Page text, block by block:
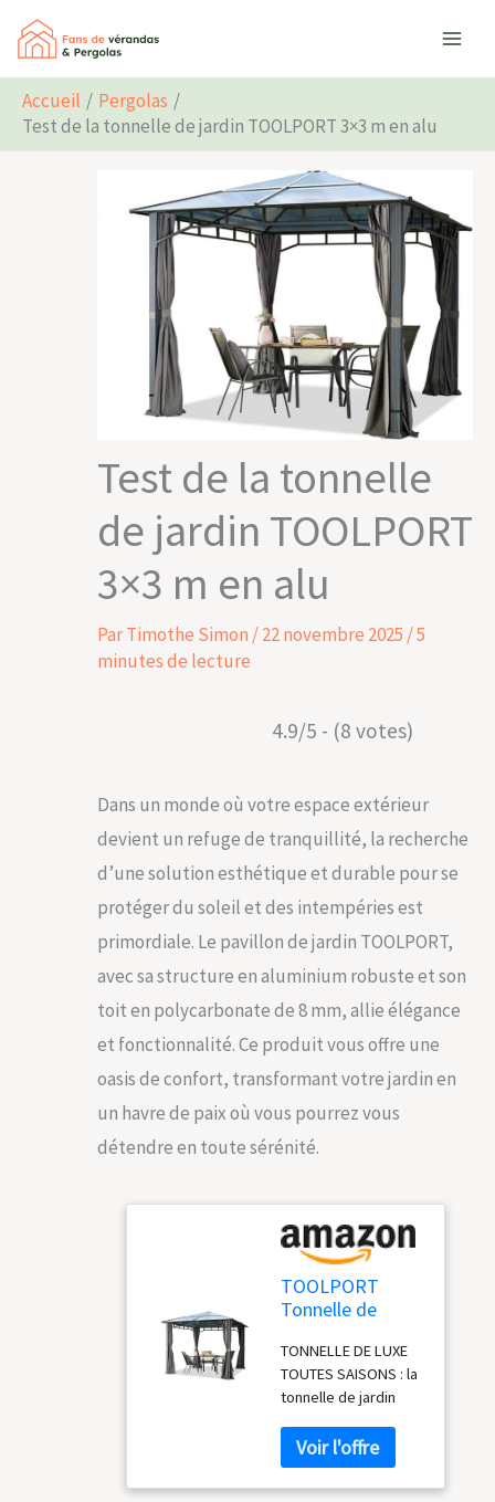
Aller
contenu
Accueil
Pergolas
Test de la tonnelle de jardin TOOLPORT 3×3 m en alu
Test de la tonnelle
de jardin TOOLPORT
3×3 m en alu
ParTimothe Simon /22 novembre 2025 /5
minutes de lecture
4.9/5 - (8 votes)
Dans un monde où votre espace extérieur
devient un refuge de tranquillité, la recherche
d’une solution esthétique et durable pour se
protéger du soleil et des intempéries est
primordiale. Le pavillon de jardin TOOLPORT,
avec sa structure en aluminium robuste et son
toit en polycarbonate de 8 mm, allie élégance
et fonctionnalité. Ce produit vous offre une
oasis de confort, transformant votre jardin en
un havre de paix où vous pourrez vous
détendre en toute sérénité.
TOOLPORT
Tonnelle de
Structure en
Aluminium Toit
Polycarbonate
épaisseur env. 8
mm pavillon de
Jardin Gris
TONNELLE DE LUXE
TOUTES SAISONS : la
tonnelle de jardin
même en hiver votre
lieu privilégié dans
votre jardin ou
Rechercher